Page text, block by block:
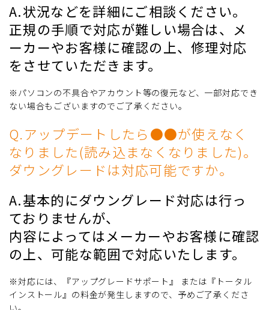
A.状況などを詳細にご相談ください。
正規の手順で対応が難しい場合は、メ
ーカーやお客様に確認の上、修理対応
をさせていただきます。
※パソコンの不具合やアカウント等の復元など、一部対応でき
ない場合もございますのでご了承ください。
Q.アップデートしたら●●が使えなく
なりました(読み込まなくなりました)。
ダウングレードは対応可能ですか。
A.基本的にダウングレード対応は行っ
ておりませんが、
内容によってはメーカーやお客様に確認
の上、可能な範囲で対応いたします。
※対応には、『アップグレードサポート』 または『トータル
インストール』の料金が発生しますので、予めご了承くださ
い。